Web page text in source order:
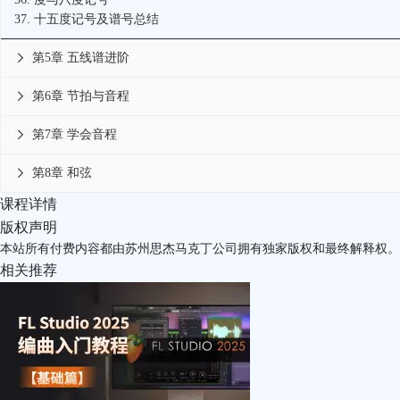
37. 十五度记号及谱号总结
第5章 五线谱进阶

第6章 节拍与音程

第7章 学会音程

第8章 和弦

课程详情
版权声明
本站所有付费内容都由苏州思杰马克丁公司拥有独家版权和最终解释权
相关推荐